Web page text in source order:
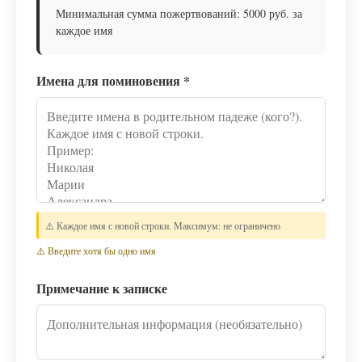
Минимальная сумма пожертвований: 5000 руб. за
каждое имя
Имена для поминовения *
⚠️ Каждое имя с новой строки. Максимум: не ограничено
⚠️ Введите хотя бы одно имя
Примечание к записке